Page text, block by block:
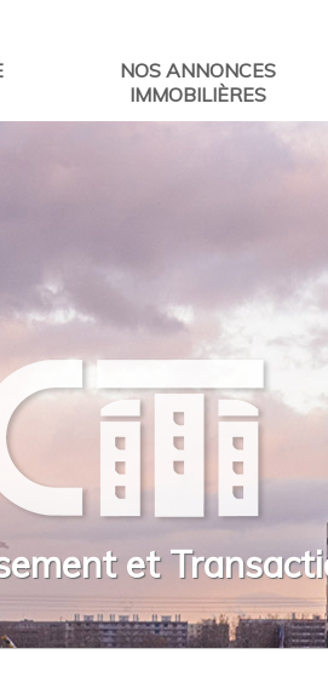
NOS ANNONCES
IMMOBILIÈRES
et